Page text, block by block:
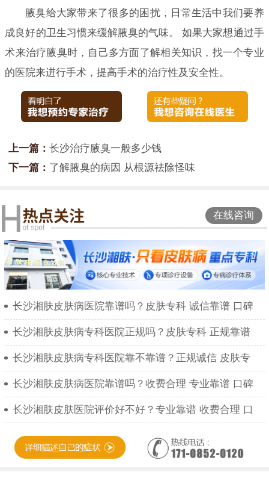
腋臭给大家带来了很多的困扰，日常生活中我们要养
成良好的卫生习惯来缓解腋臭的气味。 如果大家想通过手
术来治疗腋臭时，自己多方面了解相关知识，找一个专业
的医院来进行手术，提高手术的治疗性及安全性。
上一篇： 长沙治疗腋臭一般多少钱
下一篇： 了解腋臭的病因 从根源祛除怪味
在线咨询
长沙湘肤皮肤病医院靠谱吗？皮肤专科 诚信靠谱 口碑
长沙湘肤皮肤病专科医院正规吗？皮肤专科 正规靠谱
长沙湘肤皮肤病专科医院靠不靠谱？正规诚信 皮肤专
长沙湘肤皮肤病医院靠谱吗？收费合理 专业靠谱 口碑
长沙湘肤皮肤医院评价好不好？专业靠谱 收费合理 口